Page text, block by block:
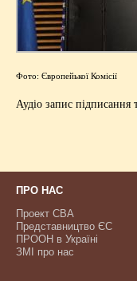
Фото: Європейької Комісії
Аудіо запис підписання
ПРО НАС
Проект CBA
Представництво ЄС
ПРООН в Україні
ЗМІ про нас